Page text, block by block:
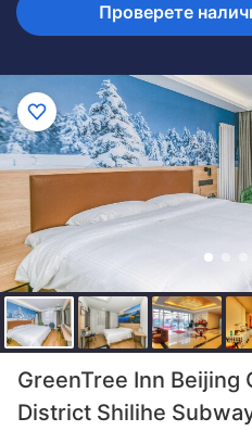
Проверете
GreenTree Inn Beijing
District Shilihe
Оценка в звезди: 3